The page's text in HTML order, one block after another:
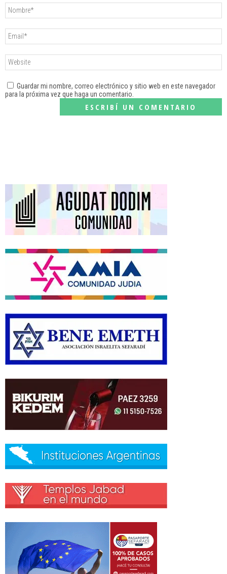
Guardar mi nombre, correo electrónico y sitio web en este navegador
para la próxima vez que haga un comentario.